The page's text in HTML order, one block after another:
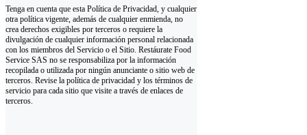
Tenga en cuenta que esta Política de Privacidad, y cualquier
otra política vigente, además de cualquier enmienda, no
crea derechos exigibles por terceros o requiere la
divulgación de cualquier información personal relacionada
con los miembros del Servicio o el Sitio. Restáurate Food
Service SAS no se responsabiliza por la información
recopilada o utilizada por ningún anunciante o sitio web de
terceros. Revise la política de privacidad y los términos de
servicio para cada sitio que visite a través de enlaces de
terceros.